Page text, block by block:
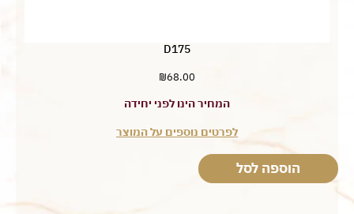
D175
₪68.00
המחיר הינו לפני יחידה
לפרטים נוספים על המוצר
הוספה לסל